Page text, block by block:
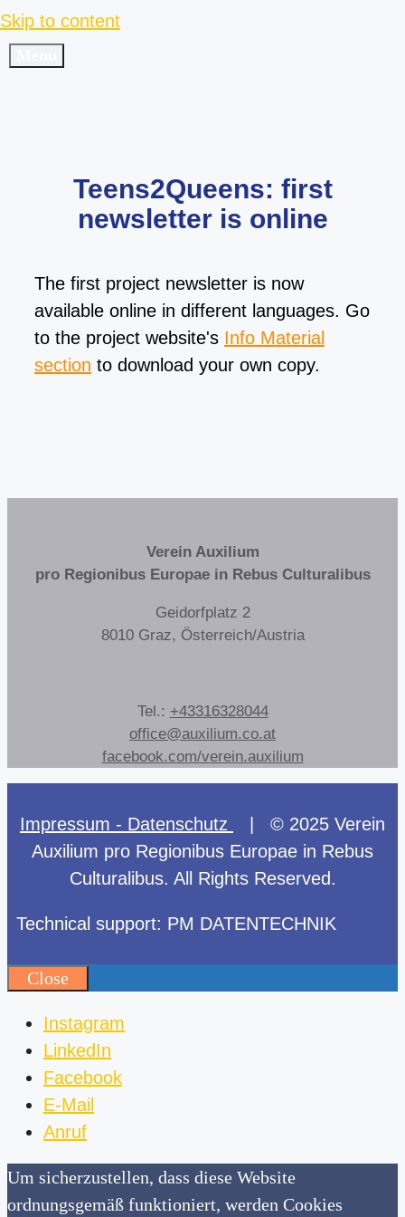
Skip to content
Teens2Queens: first
newsletter is online
The first project newsletter is now
available online in different languages. Go
to the project website's Info Material
section to download your own copy.
Verein Auxilium
pro Regionibus Europae in Rebus Culturalibus
Geidorfplatz 2
8010 Graz, Österreich/Austria
Tel.: +43316328044
office@auxilium.co.at
facebook.com/verein.auxilium
Impressum - Datenschutz
| © 2025 Verein
Auxilium pro Regionibus Europae in Rebus
Culturalibus. All Rights Reserved.
Technical support: PM DATENTECHNIK
Close
Instagram
LinkedIn
Facebook
E-Mail
Anruf
Um sicherzustellen, dass diese Website
ordnungsgemäß funktioniert, werden Cookies